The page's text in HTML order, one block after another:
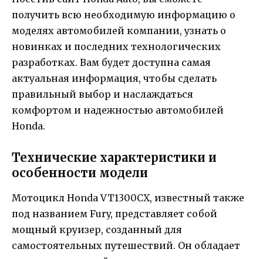
получить всю необходимую информацию о
моделях автомобилей компании, узнать о
новинках и последних технологических
разработках. Вам будет доступна самая
актуальная информация, чтобы сделать
правильный выбор и наслаждаться
комфортом и надежностью автомобилей
Honda.
Технические характеристики и
особенности модели
Мотоцикл Honda VT1300CX, известный также
под названием Fury, представляет собой
мощный круизер, созданный для
самостоятельных путешествий. Он обладает